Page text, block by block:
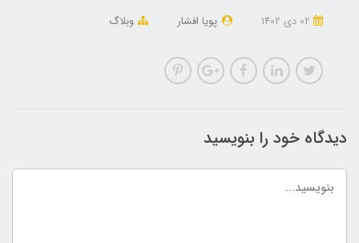
پویا افشار وبلاگ
دیدگاه خود را بنویسید